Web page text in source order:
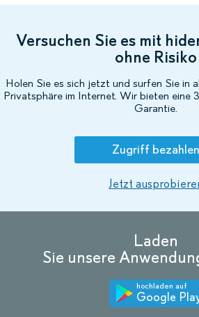
Versuchen Sie es mit
ohne Risiko
Holen Sie es sich jetzt und surfen Sie in
Privatsphäre im Internet. Wir bieten
Garantie.
Zugriff bezahlen
Jetzt
Laden
Sie unsere
hochladen auf
Google